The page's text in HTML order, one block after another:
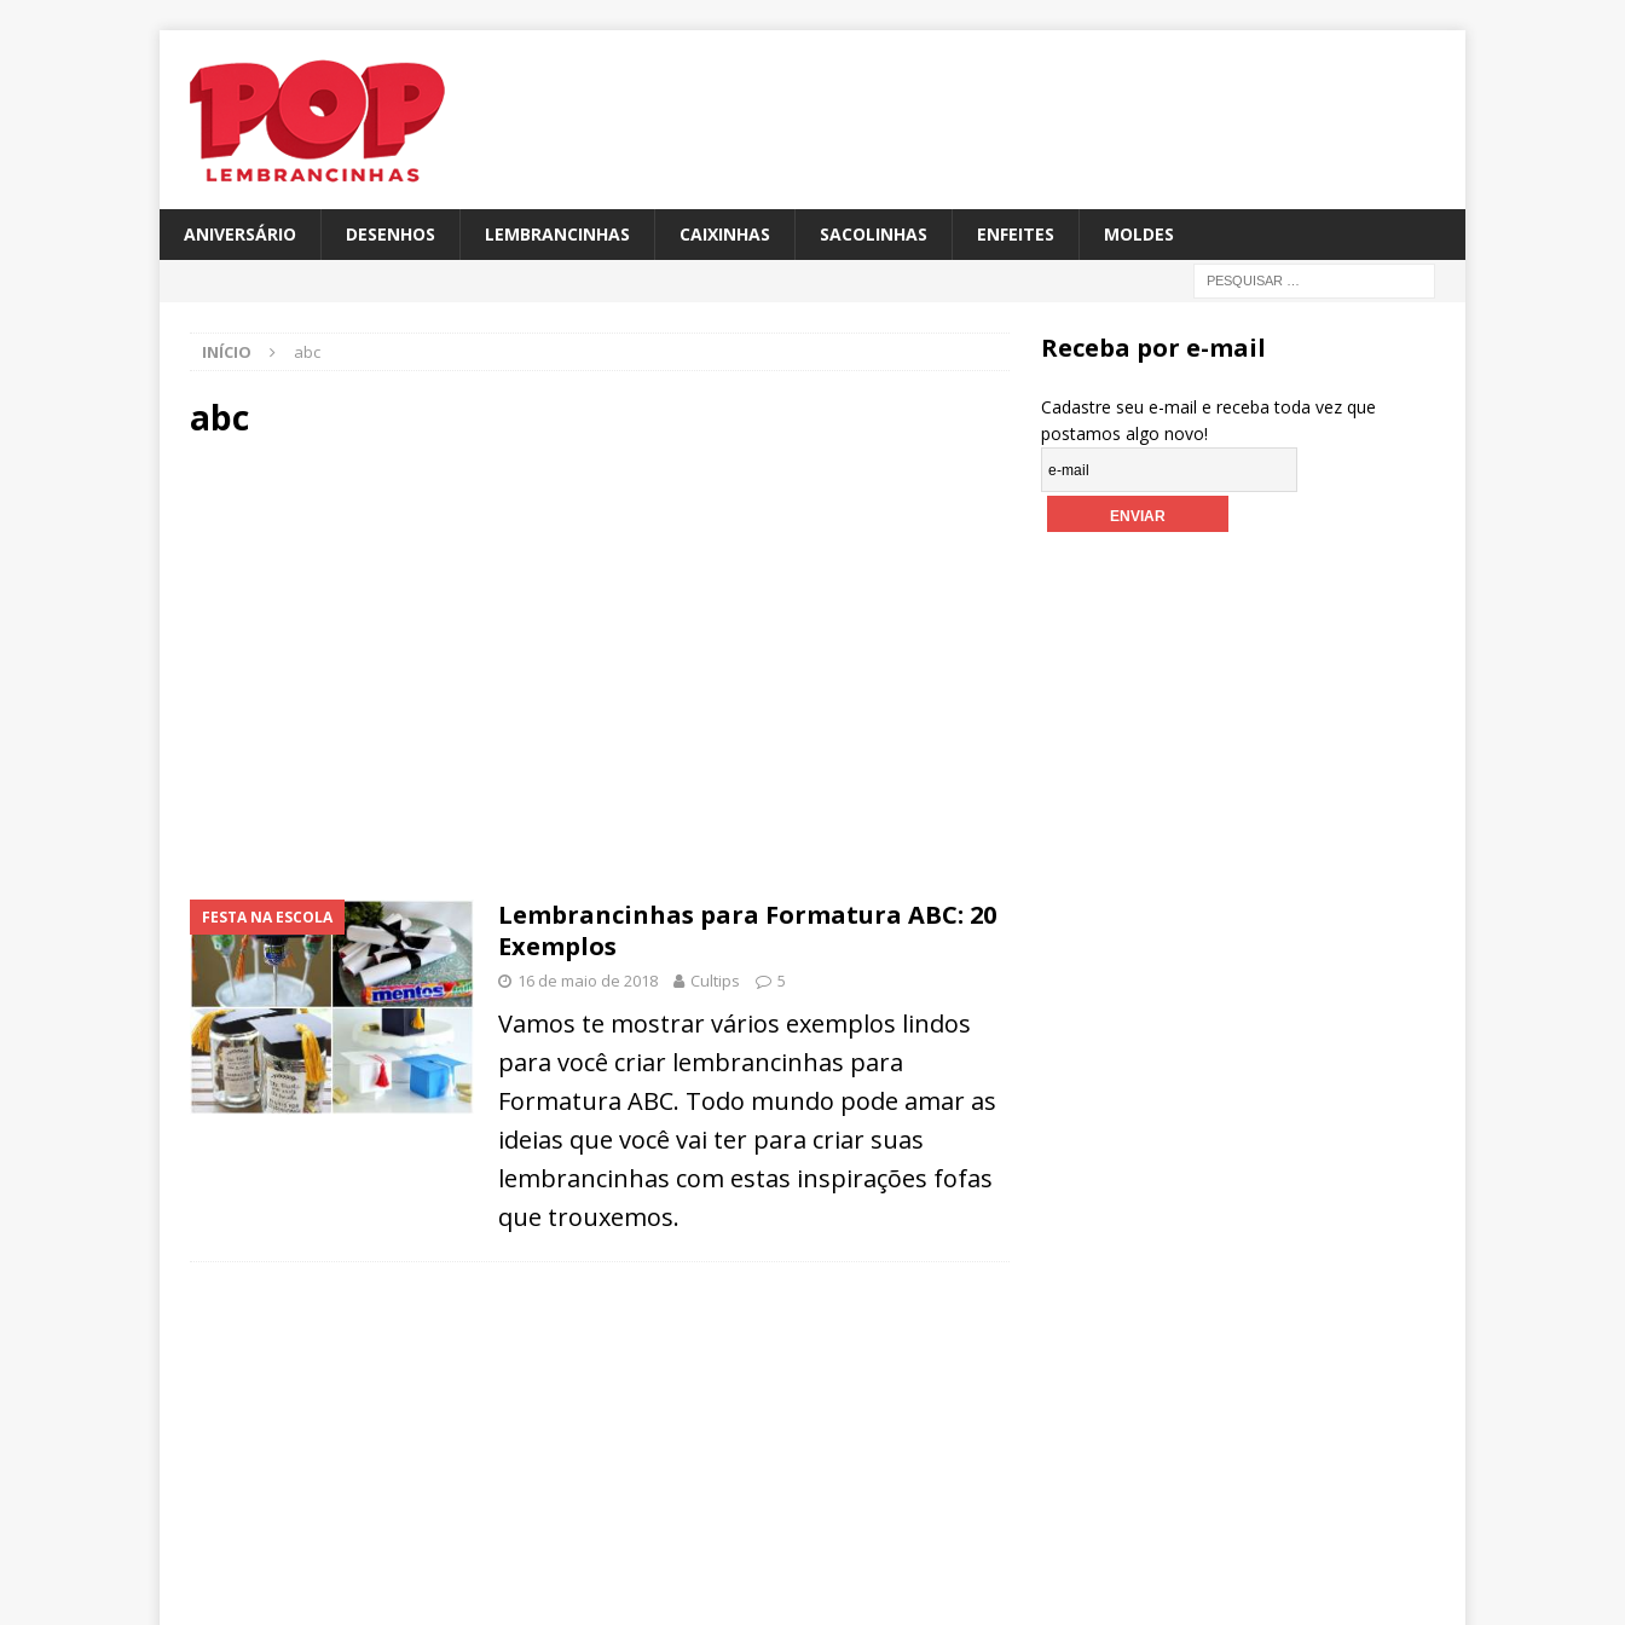
ANIVERSÁRIO DESENHOS LEMBRANCINHAS CAIXINHAS SACOLINHAS ENFEITES MOLDES
INÍCIO abc
abc
FESTA NA ESCOLA
Lembrancinhas para Formatura ABC: 20
Exemplos
16 de maio de 2018 Cultips 5
Vamos te mostrar vários exemplos lindos
para você criar lembrancinhas para
Formatura ABC. Todo mundo pode amar as
ideias que você vai ter para criar suas
lembrancinhas com estas inspirações fofas
que trouxemos.
Receba por e-mail
Cadastre seu e-mail e receba toda vez que
postamos algo novo!